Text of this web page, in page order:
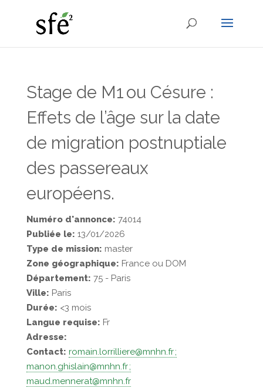
Stage de M1 ou Césure :
Effets de l’âge sur la date
de migration postnuptiale
des passereaux
européens.
Numéro d'annonce: 74014
Publiée le: 13/01/2026
Type de mission: master
Zone géographique: France ou DOM
Département: 75 - Paris
Ville: Paris
Durée: <3 mois
Langue requise: Fr
Adresse:
Contact: romain.lorrilliere@mnhn.fr ;
manon.ghislain@mnhn.fr ;
maud.mennerat@mnhn.fr